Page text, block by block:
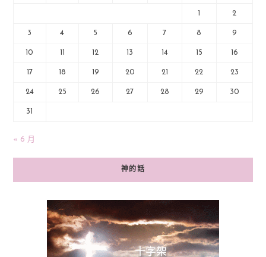
1 2
3 4 5 6 7 8 9
10 11 12 13 14 15 16
17 18 19 20 21 22 23
24 25 26 27 28 29 30
31
« 6 月
神的話